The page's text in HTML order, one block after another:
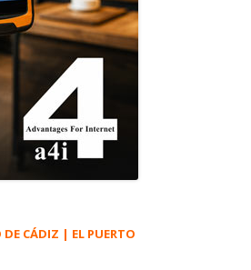
DE CÁDIZ | EL PUERTO